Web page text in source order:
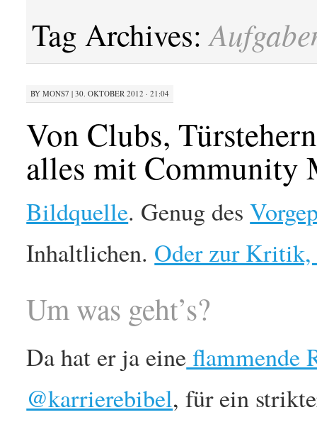
Tag Archives:
BY MONS7 |30. OKTOBER 2012 · 21:04
Von Clubs,
alles mit Community
Bildquelle. Genug des
Inhaltlichen. Oder zur Kritik,
Um was geht’s?
Da hat er ja eine flammende
@karrierebibel, für ein